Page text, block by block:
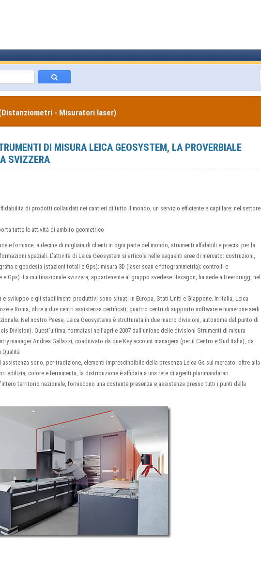
- Misuratori laser)
DI MISURA LEICA GEOSYSTEM, LA PROVERBIALE
SVIZZERA
di prodotti collaudati nei cantieri di tutto il mondo, un servizio efficiente e capillare: nel settore
tutte le attività di ambito geometrico
e fornisce, a decine di migliaia di clienti in ogni parte del mondo, strumenti affidabili e precisi per la
spaziali. L’attività di Leica Geosystem si articola nelle seguenti aree di mercato: costruzioni,
e geodesia (stazioni totali e Gps); misura 3D (laser scan e fotogrammetria); controlli e
Gps). La multinazionale svizzera, appartenente al gruppo svedese Hexagon, ha sede a Heerbrugg, nel
sviluppo e gli stabilimenti produttivi sono situati in Europa, Stati Uniti e Giappone. In Italia, Leica
e Roma, oltre a due centri assistenza certificati, quattro centri di supporto software e numerose sedi
Nel nostro Paese, Leica Geosystems è strutturata in due macro divisioni, autonome dal punto di
Division). Quest’ultima, formatasi nell’aprile 2007 dall’unione delle divisioni Strumenti di misura
manager Andrea Gallazzi, coadiuvato da due Key account managers (per il Centro e Sud Italia), da
sono, per tradizione, elementi imprescindibile della presenza Leica Gs sul mercato: oltre alla
edilizia, colore e ferramenta, la distribuzione è affidata a una rete di agenti plurimandatari
territorio nazionale, forniscono una costante presenza e assistenza presso tutti i punti della